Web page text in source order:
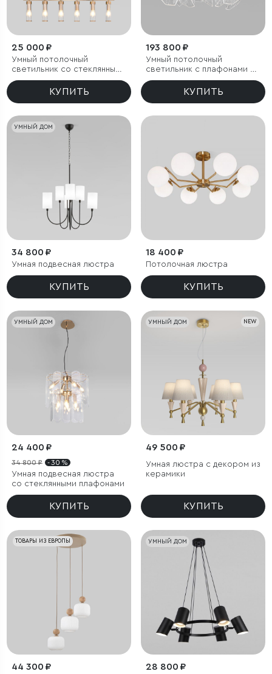
25 000 ₽
Умный потолочный
светильник со стеклянными
плафонами
КУПИТЬ
193 800 ₽
Умный потолочный
светильник с плафонами из
фактурного стекла
КУПИТЬ
УМНЫЙ ДОМ
34 800 ₽
Умная подвесная люстра
КУПИТЬ
18 400 ₽
Потолочная люстра
КУПИТЬ
УМНЫЙ ДОМ
24 400 ₽
34 800 ₽ - 30 %
Умная подвесная люстра
со стеклянными плафонами
КУПИТЬ
УМНЫЙ ДОМ NEW
49 500 ₽
Умная люстра с декором из
керамики
КУПИТЬ
ТОВАРЫ ИЗ ЕВРОПЫ
44 300 ₽
УМНЫЙ ДОМ
28 800 ₽